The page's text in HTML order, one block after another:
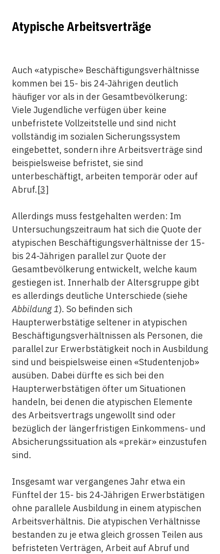
Atypische Arbeitsverträge
Auch «atypische» Beschäftigungsverhältnisse
kommen bei 15- bis 24-Jährigen deutlich
häufiger vor als in der Gesamtbevölkerung:
Viele Jugendliche verfügen über keine
unbefristete Vollzeitstelle und sind nicht
vollständig im sozialen Sicherungssystem
eingebettet, sondern ihre Arbeitsverträge sind
beispielsweise befristet, sie sind
unterbeschäftigt, arbeiten temporär oder auf
Abruf.[3]
Allerdings muss festgehalten werden: Im
Untersuchungszeitraum hat sich die Quote der
atypischen Beschäftigungsverhältnisse der 15-
bis 24-Jährigen parallel zur Quote der
Gesamtbevölkerung entwickelt, welche kaum
gestiegen ist. Innerhalb der Altersgruppe gibt
es allerdings deutliche Unterschiede (siehe
Abbildung 1). So befinden sich
Haupterwerbstätige seltener in atypischen
Beschäftigungsverhältnissen als Personen, die
parallel zur Erwerbstätigkeit noch in Ausbildung
sind und beispielsweise einen «Studentenjob»
ausüben. Dabei dürfte es sich bei den
Haupterwerbstätigen öfter um Situationen
handeln, bei denen die atypischen Elemente
des Arbeitsvertrags ungewollt sind oder
bezüglich der längerfristigen Einkommens- und
Absicherungssituation als «prekär» einzustufen
sind.
Insgesamt war vergangenes Jahr etwa ein
Fünftel der 15- bis 24-Jährigen Erwerbstätigen
ohne parallele Ausbildung in einem atypischen
Arbeitsverhältnis. Die atypischen Verhältnisse
bestanden zu je etwa gleich grossen Teilen aus
befristeten Verträgen, Arbeit auf Abruf und